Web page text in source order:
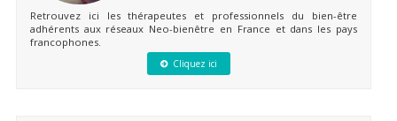
Retrouvez ici les thérapeutes et professionnels du bien-être
adhérents aux réseaux Neo-bienêtre en France et dans les pays
francophones.
Cliquez ici